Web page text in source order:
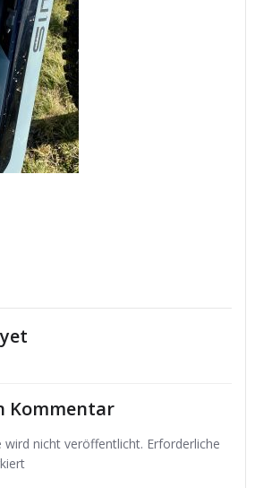
Kommentar
wird nicht veröffentlicht. Erforderliche